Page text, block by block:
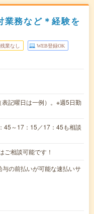
業務など＊経験を
残業なし WEB登録OK
記曜日は一例）。※週5日勤
～17：15／17：45も相談
ご相談可能です！
の前払いが可能な速払いサ